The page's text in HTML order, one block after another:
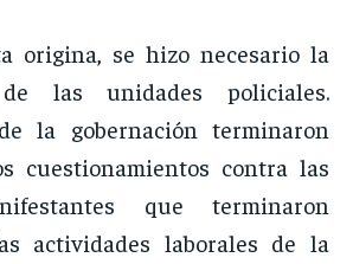
origina, se hizo necesario la
las unidades policiales.
la gobernación terminaron
cuestionamientos contra las
que terminaron
actividades laborales de la